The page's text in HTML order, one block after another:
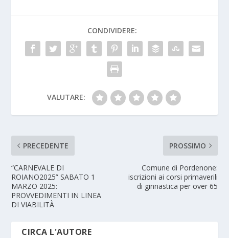
CONDIVIDERE:
VALUTARE:
PRECEDENTE
“CARNEVALE DI
ROIANO2025” SABATO 1
MARZO 2025:
PROVVEDIMENTI IN LINEA
DI VIABILITÀ
PROSSIMO
Comune di Pordenone:
iscrizioni ai corsi primaverili
di ginnastica per over 65
CIRCA L'AUTORE